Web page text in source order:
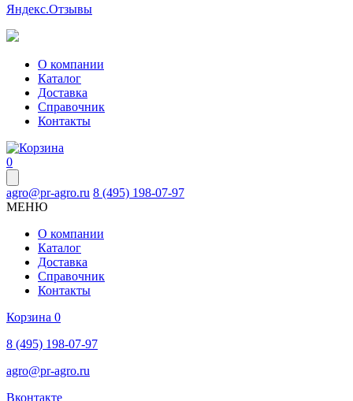
Яндекс.Отзывы
О компании
Каталог
Доставка
Справочник
Контакты
0
agro@pr-agro.ru 8 (495) 198-07-97
МЕНЮ
О компании
Каталог
Доставка
Справочник
Контакты
Корзина 0
8 (495) 198-07-97
agro@pr-agro.ru
Вконтакте